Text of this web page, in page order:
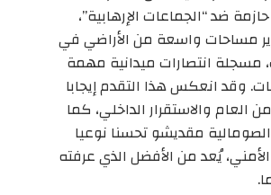
ضد “الجماعات الإرهابية”،
مساحات واسعة من الأراضي في
مسجلة انتصارات ميدانية مهمة
وقد انعكس هذا التقدم إيجابا
العام والاستقرار الداخلي، كما
مقديشو تحسنا نوعيا
يُعد من الأفضل الذي عرفته